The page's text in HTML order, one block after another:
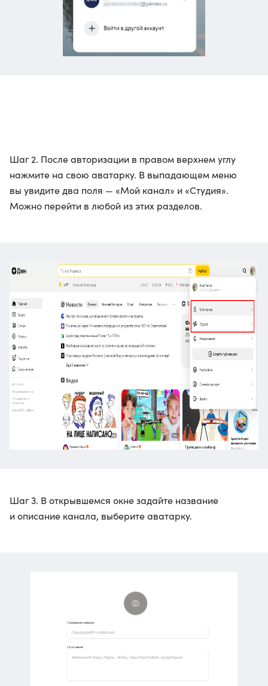
Шаг 2. После авторизации в правом верхнем углу
нажмите на свою аватарку. В выпадающем меню
вы увидите два поля — «Мой канал» и «Студия».
Можно перейти в любой из этих разделов.
Шаг 3. В открывшемся окне задайте название
и описание канала, выберите аватарку.